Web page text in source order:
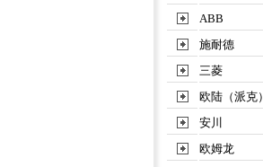
ABB
施耐德
三菱
欧陆（派克）
安川
欧姆龙